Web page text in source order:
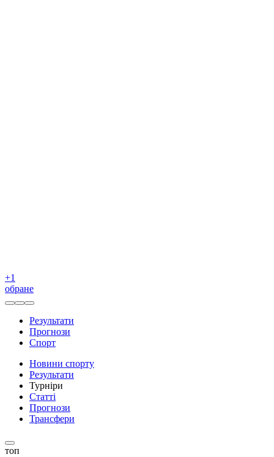
+1
обране
Результати
Прогнози
Спорт
Новини спорту
Результати
Турніри
Статті
Прогнози
Трансфери
топ